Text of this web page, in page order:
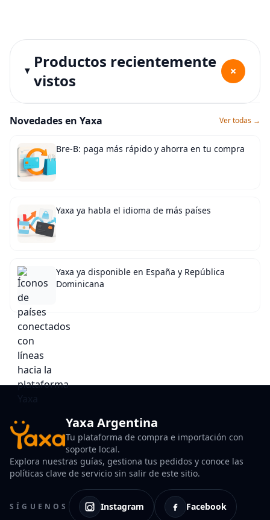
Productos recientemente
vistos
+
Novedades en Yaxa Ver todas →
Bre-B: paga más rápido y ahorra en tu compra
Yaxa ya habla el idioma de más países
Yaxa ya disponible en España y República
Dominicana
Yaxa Argentina
Tu plataforma de compra e importación con
soporte local.
Explora nuestras guías, gestiona tus pedidos y conoce las
políticas clave de servicio sin salir de este sitio.
SÍGUENOS Instagram Facebook